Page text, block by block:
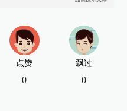
点赞
0
飘过
0